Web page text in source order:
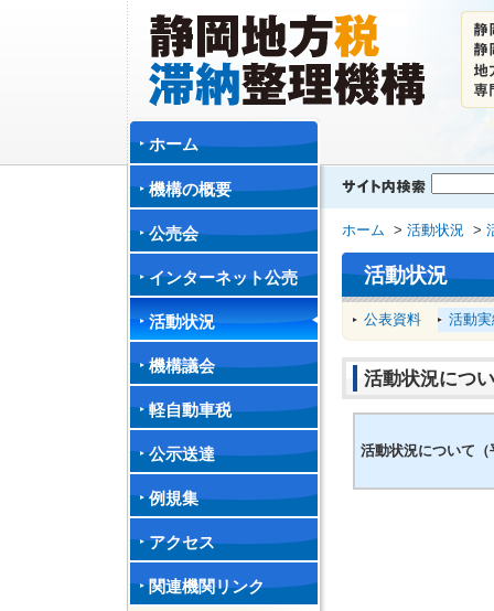
ホーム
機構の概要
公売会
インターネット公売
活動状況
機構議会
軽自動車税
公示送達
例規集
アクセス
関連機関リンク
ホーム > 活動状況 >
活動状況
公表資料 活動
活動状況につ
活動状況について